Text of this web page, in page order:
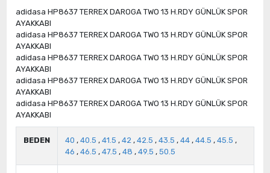
adidasa HP8637 TERREX DAROGA TWO 13 H.RDY GÜNLÜK SPOR
AYAKKABI
adidasa HP8637 TERREX DAROGA TWO 13 H.RDY GÜNLÜK SPOR
AYAKKABI
adidasa HP8637 TERREX DAROGA TWO 13 H.RDY GÜNLÜK SPOR
AYAKKABI
adidasa HP8637 TERREX DAROGA TWO 13 H.RDY GÜNLÜK SPOR
AYAKKABI
adidasa HP8637 TERREX DAROGA TWO 13 H.RDY GÜNLÜK SPOR
AYAKKABI
BEDEN 40 , 40.5 , 41.5 , 42 , 42.5 , 43.5 , 44 , 44.5 , 45.5 ,
46 , 46.5 , 47.5 , 48 , 49.5 , 50.5